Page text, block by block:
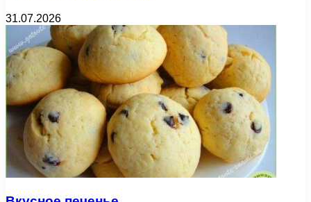
31.07.2026